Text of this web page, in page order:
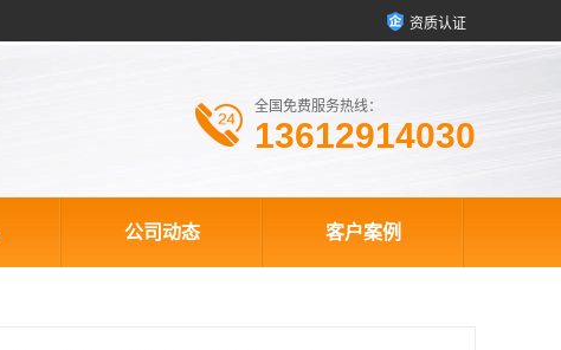
资质认证
全国免费服务热线：
13612914030
公司动态 客户案例